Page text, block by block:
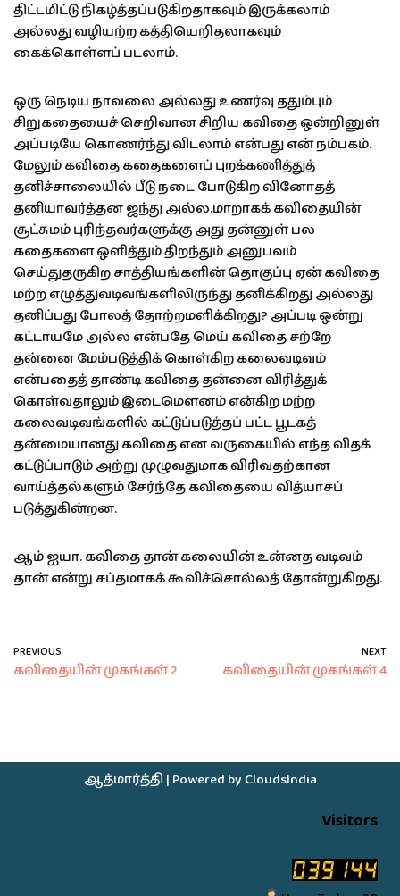
திட்டமிட்டு நிகழ்த்தப்படுகிறதாகவும் இருக்கலாம்
அல்லது வழியற்ற கத்தியெறிதலாகவும்
கைக்கொள்ளப் படலாம்.
ஒரு நெடிய நாவலை அல்லது உணர்வு ததும்பும்
சிறுகதையைச் செறிவான சிறிய கவிதை ஒன்றினுள்
அப்படியே கொணர்ந்து விடலாம் என்பது என் நம்பகம்.
மேலும் கவிதை கதைகளைப் புறக்கணித்துத்
தனிச்சாலையில் பீடு நடை போடுகிற வினோதத்
தனியாவர்த்தன ஜந்து அல்ல.மாறாகக் கவிதையின்
சூட்சுமம் புரிந்தவர்களுக்கு அது தன்னுள் பல
கதைகளை ஒளித்தும் திறந்தும் அனுபவம்
செய்துதருகிற சாத்தியங்களின் தொகுப்பு ஏன் கவிதை
மற்ற எழுத்துவடிவங்களிலிருந்து தனிக்கிறது அல்லது
தனிப்பது போலத் தோற்றமளிக்கிறது? அப்படி ஒன்று
கட்டாயமே அல்ல என்பதே மெய் கவிதை சற்றே
தன்னை மேம்படுத்திக் கொள்கிற கலைவடிவம்
என்பதைத் தாண்டி கவிதை தன்னை விரித்துக்
கொள்வதாலும் இடைமௌனம் என்கிற மற்ற
கலைவடிவங்களில் கட்டுப்படுத்தப் பட்ட பூடகத்
தன்மையானது கவிதை என வருகையில் எந்த விதக்
கட்டுப்பாடும் அற்று முழுவதுமாக விரிவதற்கான
வாய்த்தல்களும் சேர்ந்தே கவிதையை வித்யாசப்
படுத்துகின்றன.
ஆம் ஐயா. கவிதை தான் கலையின் உன்னத வடிவம்
தான் என்று சப்தமாகக் கூவிச்சொல்லத் தோன்றுகிறது.
PREVIOUS
கவிதையின் முகங்கள் 2
NEXT
கவிதையின் முகங்கள் 4
ஆத்மார்த்தி | Powered by CloudsIndia
Visitors